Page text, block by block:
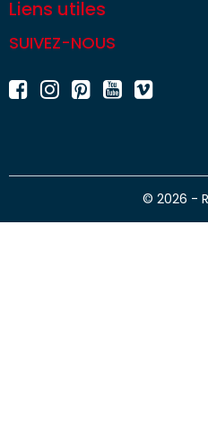
Liens utiles
SUIVEZ-NOUS
© 2026 -